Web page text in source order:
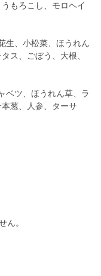
もろこし、モロヘイ
生、小松菜、ほうれん
ス、ごぼう、大根、
ベツ、ほうれん草、ラ
葱、人参、ターサ
ん。